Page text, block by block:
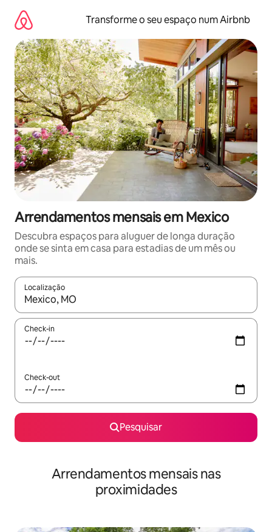
para
conteúdo
Transforme o seu espaço num Airbnb
Arrendamentos mensais em Mexico
Descubra espaços para aluguer de longa duração
onde se sinta em casa para estadias de um mês ou
mais.
Localização
Quando os resultados estiverem disponíveis, navegue com
Check-in
Check-out
Pesquisar
Arrendamentos mensais nas
proximidades